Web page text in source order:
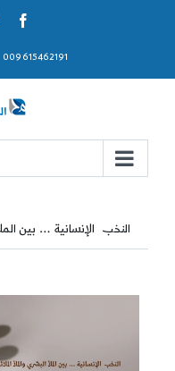
009615462191
النخب الإنسانية … بين